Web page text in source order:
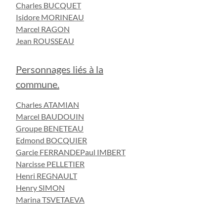
Charles BUCQUET
Isidore MORINEAU
Marcel RAGON
Jean ROUSSEAU
Personnages liés à la
commune.
Charles ATAMIAN
Marcel BAUDOUIN
Groupe BENETEAU
Edmond BOCQUIER
Garcie FERRANDEPaul IMBERT
Narcisse PELLETIER
Henri REGNAULT
Henry SIMON
Marina TSVETAEVA